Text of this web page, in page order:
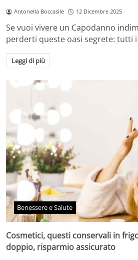
Antonella Boccasile 12 Dicembre 2025
Se vuoi vivere un Capodanno
perderti queste oasi segrete: tutti
Leggi di più
Benessere e Salute
Cosmetici, questi conservali in
doppio, risparmio assicurato